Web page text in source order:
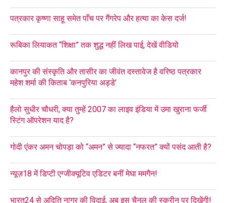
पत्रकार कृष्णा साहू समेत पाँच पर गैंगरेप और हत्या का केस दर्ज!
रूबिका लियाकत “शिक्षा” तक शुद्ध नहीं लिख पाई, देखें वीडियो
कानपुर की संस्कृति और तासीर का जीवंत दस्तावेज है वरिष्ठ पत्रकार
महेश शर्मा की किताब ‘कनपुरिया अड्डे’
हैलो सुधीर चौधरी, क्या तुम्हें 2007 का लाइव इंडिया में उमा खुराना फर्जी
स्टिंग ऑपरेशन याद है?
गोदी एंकर अमन चोपड़ा को “अमन” से ज्यादा “नफरत” क्यों पसंद आती है?
न्यूज़18 में डिप्टी एग्जीक्यूटिव एडिटर बनीं मेघा ममगैन!
भारत24 से अदिति नागर की विदाई, अब इस चैनल की स्क्रीन पर दिखेंगी!